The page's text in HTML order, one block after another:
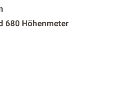
680 Höhenmeter